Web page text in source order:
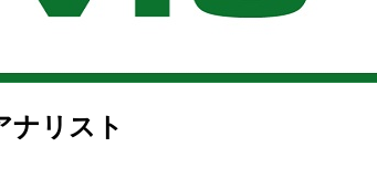
ナリスト